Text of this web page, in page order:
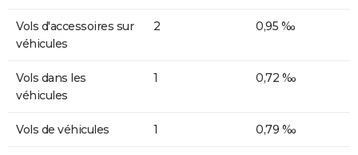
Vols d'accessoires sur
véhicules
2 0,95 ‰
Vols dans les
véhicules
1 0,72 ‰
Vols de véhicules 1 0,79 ‰